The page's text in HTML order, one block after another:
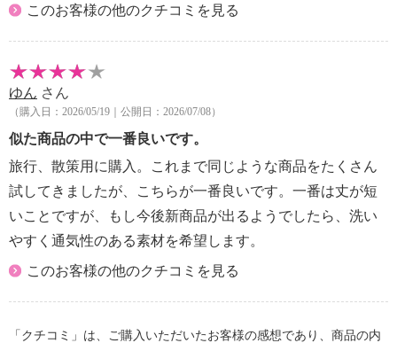
このお客様の他のクチコミを見る
ゆん さん
（購入日：2026/05/19｜公開日：2026/07/08）
似た商品の中で一番良いです。
旅行、散策用に購入。これまで同じような商品をたくさん
試してきましたが、こちらが一番良いです。一番は丈が短
いことですが、もし今後新商品が出るようでしたら、洗い
やすく通気性のある素材を希望します。
このお客様の他のクチコミを見る
「クチコミ」は、ご購入いただいたお客様の感想であり、商品の内